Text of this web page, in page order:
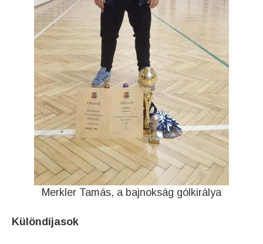
Merkler Tamás, a bajnokság gólkirálya
Különdíjasok